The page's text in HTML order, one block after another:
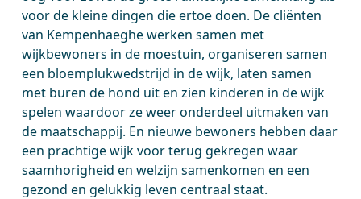
voor de kleine dingen die ertoe doen. De cliënten
van Kempenhaeghe werken samen met
wijkbewoners in de moestuin, organiseren samen
een bloemplukwedstrijd in de wijk, laten samen
met buren de hond uit en zien kinderen in de wijk
spelen waardoor ze weer onderdeel uitmaken van
de maatschappij. En nieuwe bewoners hebben daar
een prachtige wijk voor terug gekregen waar
saamhorigheid en welzijn samenkomen en een
gezond en gelukkig leven centraal staat.